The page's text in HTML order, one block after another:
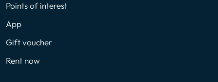
Points of interest
App
Gift voucher
Rent now